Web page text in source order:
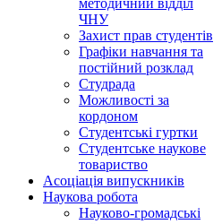
методичний відділ
ЧНУ
Захист прав студентів
Графіки навчання та
постійний розклад
Студрада
Можливості за
кордоном
Студентські гуртки
Студентське наукове
товариство
Асоціація випускників
Наукова робота
Науково-громадські